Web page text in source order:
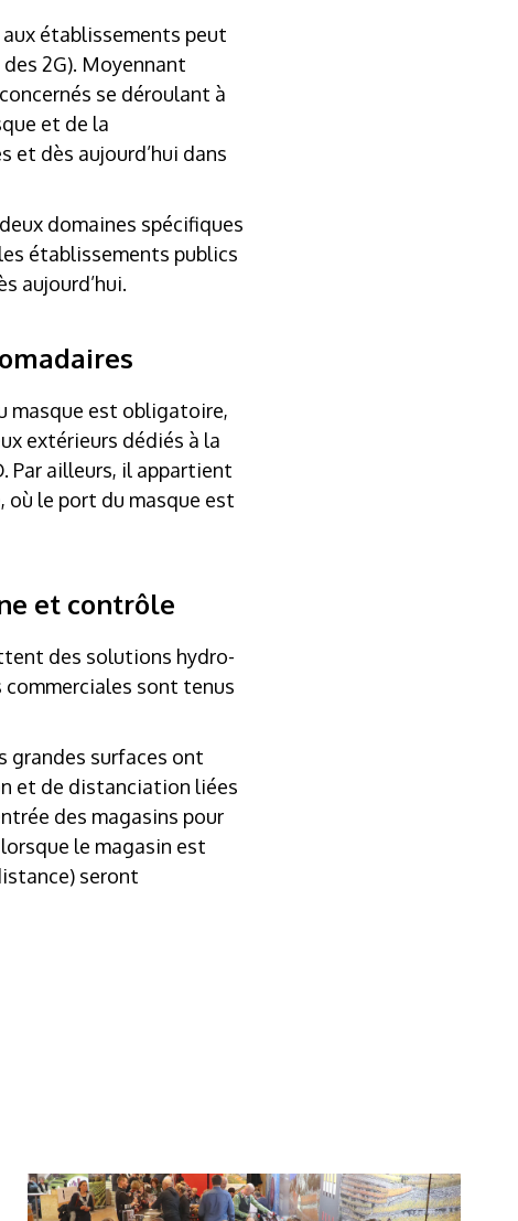
aux établissements peut
2G). Moyennant
se déroulant à
et de la
et dès aujourd’hui dans
domaines spécifiques
établissements publics
aujourd’hui.
masque est obligatoire,
extérieurs dédiés à la
Par ailleurs, il appartient
où le port du masque est
et contrôle
des solutions hydro-
sont tenus
grandes surfaces ont
et de distanciation liées
des magasins pour
le magasin est
seront